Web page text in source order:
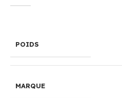
POIDS
MARQUE